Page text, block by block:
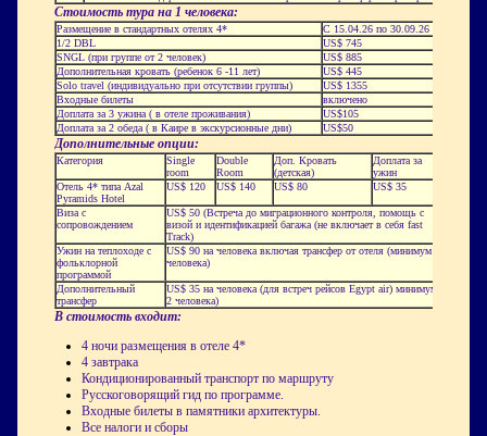
Стоимость тура на 1 человека:
Размещение в стандартных отелях 4* С 15.04.26 по 30.09 .26
1/2 DBL
US$ 745
SNGL (при группе от 2 человек) US$ 885
Дополнительная кровать (ребенок 6 -11 лет)
US$ 445
Solo travel (индивидуально при отсутствии группы) US$ 1355
Входные билеты
включено
Доплата за 3 ужина ( в отеле проживания)
US$105
Доплата за 2 обеда ( в Каире в экскурсионные дни)
US$50
Дополнительные опции:
Категория
Single
room
Double
Room
Доп Кровать
(детская)
Доплата за
ужин
Отель 4* типа Azal
Pyramids Hotel
US$ 120 US$ 140 US$ 80 US$ 35
Виза с
сопровождением
US$ 50 (Встреча до миграционного контроля, помощь с
визой и идентификацией багажа (не включает в себя fast
Track)
Ужин на теплоходе с
фольклорной
программой
US$ 90 на человека включая трансфер от отеля (минимум 2
человека)
Дополнительный
трансфер
US$ 35 на человека (для встреч рейсов Egypt air) минимум
2 человека)
В стоимость входит:
4 ночи размещения в отеле 4*
4 завтрака
Кондиционированный транспорт по маршруту
Русскоговорящий гид по программе.
Входные билеты в памятники архитектуры.
Все налоги и сборы